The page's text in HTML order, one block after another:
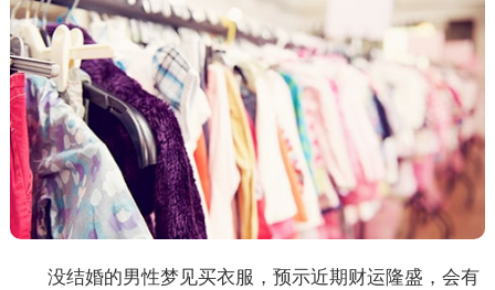
没结婚的男性梦见买衣服，预示近期财运隆盛，会有